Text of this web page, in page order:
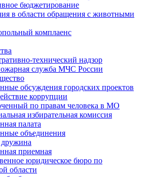
бюджетирование
в области обращения с животными
комплаенс
технический надзор
служба МЧС России
обсуждения городских проектов
коррупции
по правам человека в МО
избирательная комиссия
палата
объединения
приемная
юридическое бюро по
области